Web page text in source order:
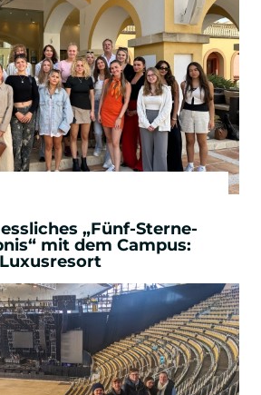
„Fünf-Sterne-
mit dem Campus: